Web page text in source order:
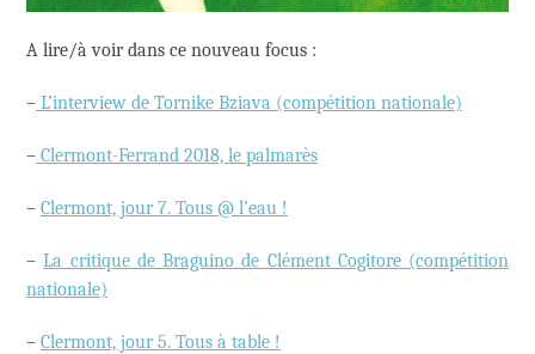
A lire/à voir dans ce nouveau focus :
– L’interview de Tornike Bziava (compétition nationale)
– Clermont-Ferrand 2018, le palmarès
– Clermont, jour 7. Tous @ l’eau !
–La critique de Braguino de Clément Cogitore (compétition
nationale)
– Clermont, jour 5. Tous à table !